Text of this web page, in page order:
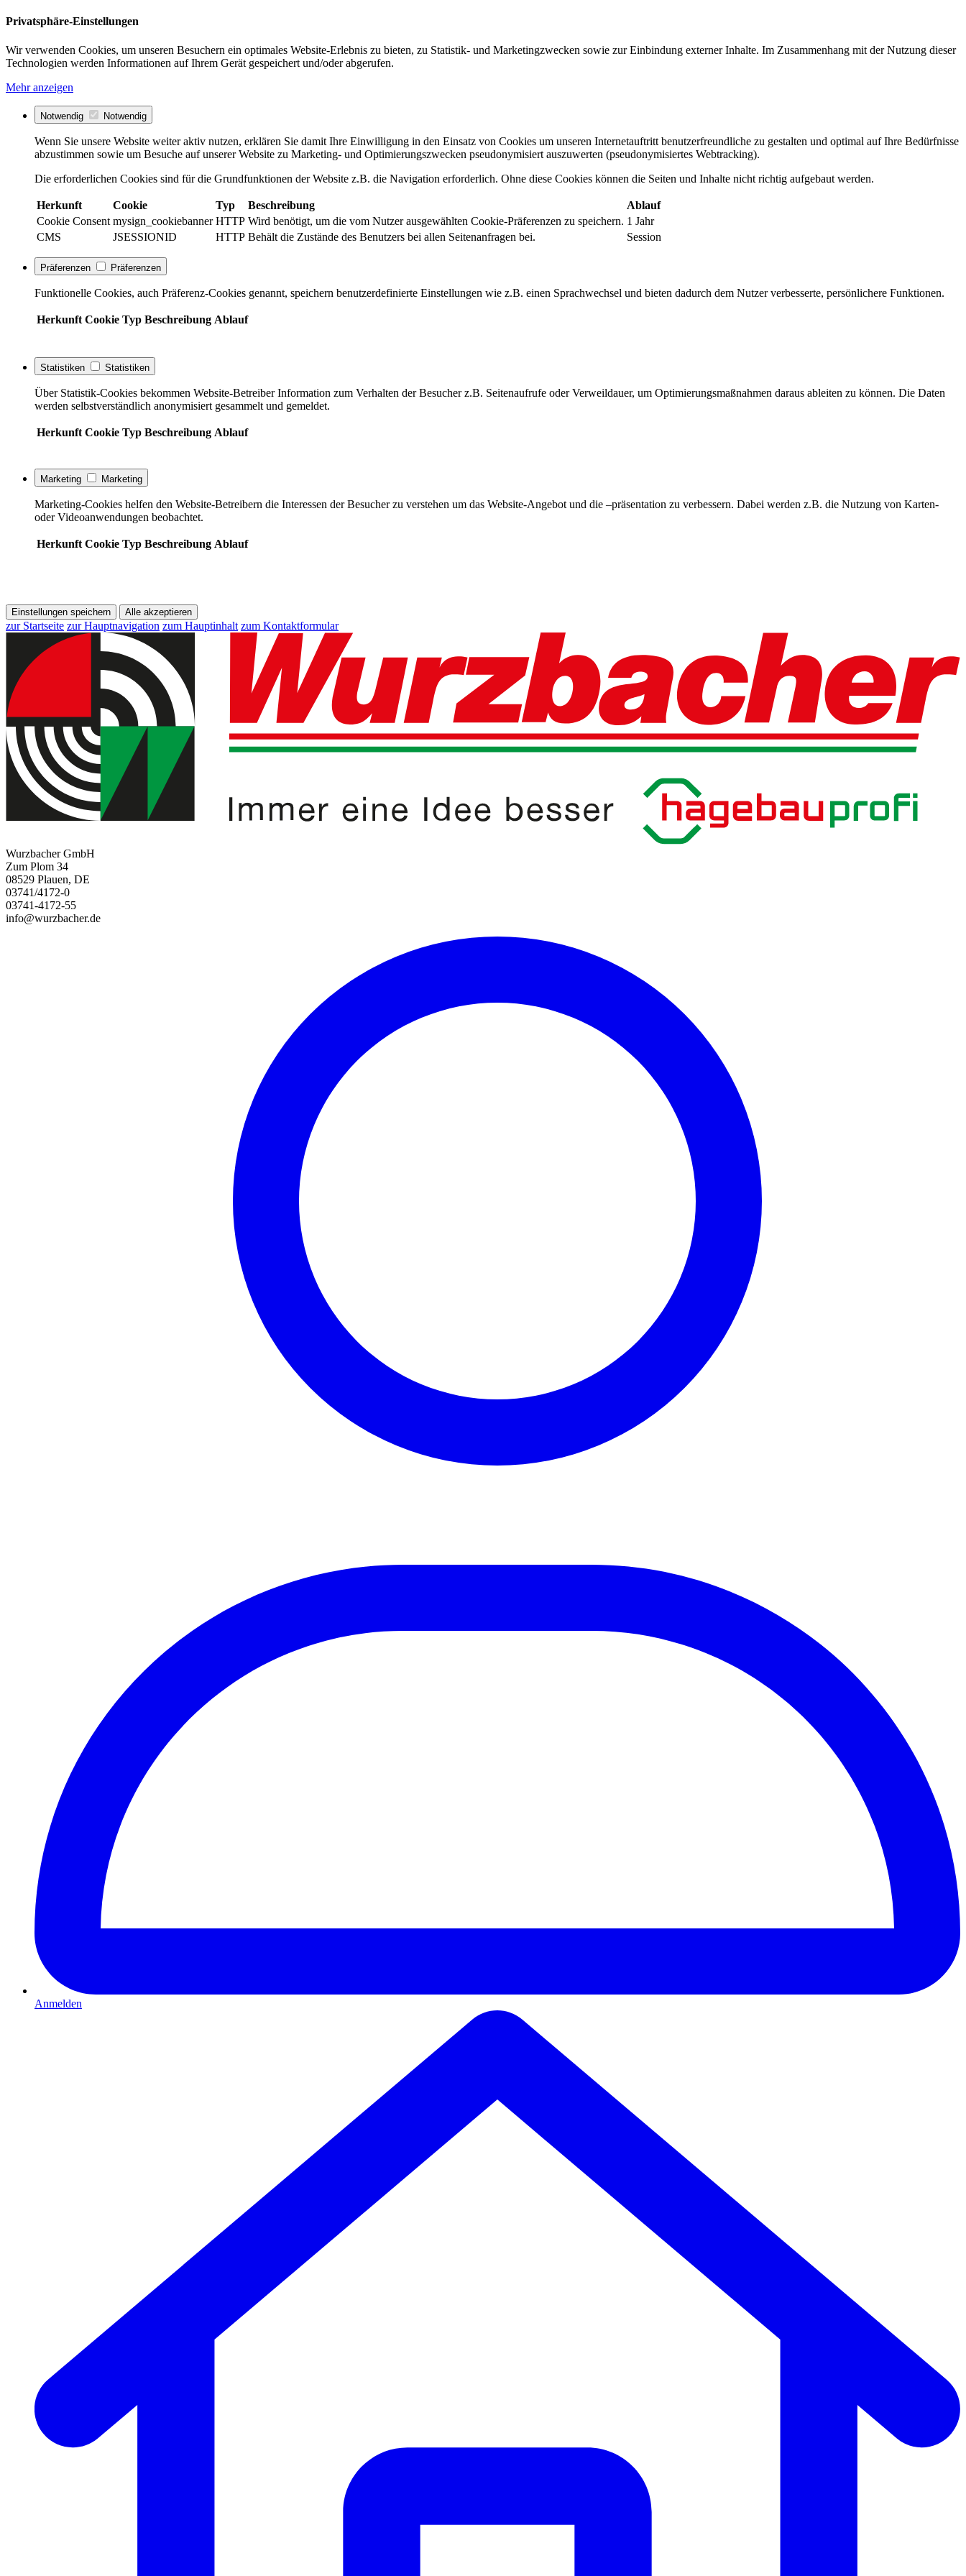
Privatsphäre-Einstellungen
Wir verwenden Cookies, um unseren Besuchern ein optimales Website-Erlebnis zu bieten, zu Statistik- und Marketingzwecken sowie zur Einbindung externer Inhalte. Im Zusammenhang mit der Nutzung dieser
Technologien werden Informationen auf Ihrem Gerät gespeichert und/oder abgerufen.
Mehr anzeigen
Notwendig Notwendig
Wenn Sie unsere Website weiter aktiv nutzen, erklären Sie damit Ihre Einwilligung in den Einsatz von Cookies um unseren Internetauftritt benutzerfreundliche zu gestalten und optimal auf Ihre Bedürfnisse
abzustimmen sowie um Besuche auf unserer Website zu Marketing- und Optimierungszwecken pseudonymisiert auszuwerten (pseudonymisiertes Webtracking).
Die erforderlichen Cookies sind für die Grundfunktionen der Website z.B. die Navigation erforderlich. Ohne diese Cookies können die Seiten und Inhalte nicht richtig aufgebaut werden.
Herkunft Cookie Typ Beschreibung
Ablauf
Cookie Consent mysign_cookiebanner HTTP Wird benötigt, um die vom Nutzer ausgewählten Cookie-Präferenzen zu speichern. 1 Jahr
CMS
JSESSIONID HTTP Behält die Zustände des Benutzers bei allen Seitenanfragen bei. Session
Präferenzen Präferenzen
Funktionelle Cookies, auch Präferenz-Cookies genannt, speichern benutzerdefinierte Einstellungen wie z.B. einen Sprachwechsel und bieten dadurch dem Nutzer verbesserte, persönlichere Funktionen.
Herkunft Cookie Typ Beschreibung Ablauf
Statistiken Statistiken
Über Statistik-Cookies bekommen Website-Betreiber Information zum Verhalten der Besucher z.B. Seitenaufrufe oder Verweildauer, um Optimierungsmaßnahmen daraus ableiten zu können. Die Daten
werden selbstverständlich anonymisiert gesammelt und gemeldet.
Herkunft Cookie Typ Beschreibung Ablauf
Marketing Marketing
Marketing-Cookies helfen den Website-Betreibern die Interessen der Besucher zu verstehen um das Website-Angebot und die –präsentation zu verbessern. Dabei werden z.B. die Nutzung von Karten-
oder Videoanwendungen beobachtet.
Herkunft Cookie Typ Beschreibung Ablauf
Einstellungen speichern Alle akzeptieren
zur Startseite zur Hauptnavigation zum Hauptinhalt zum Kontaktformular
Wurzbacher GmbH
Zum Plom 34
08529 Plauen, DE
03741/4172-0
03741-4172-55
info@wurzbacher.de
Anmelden